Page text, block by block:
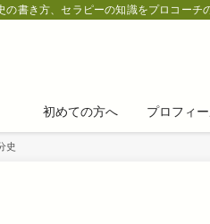
の書き方、セラピーの知識をプロコーチ
初めての方へ プロフィ
史